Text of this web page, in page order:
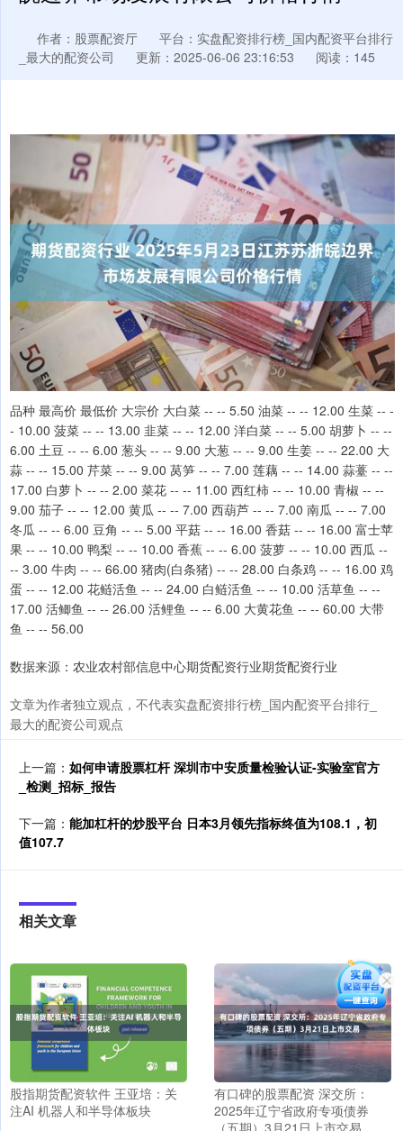
作者：股票配资厅
平台：实盘配资排行榜_国内配资平台排行
_最大的配资公司
更新：2025-06-06 23:16:53 阅读：145
品种 最高价 最低价 大宗价 大白菜 -- -- 5.50 油菜 -- -- 12.00 生菜 -- -
- 10.00 菠菜 -- -- 13.00 韭菜 -- -- 12.00 洋白菜 -- -- 5.00 胡萝卜 -- --
6.00 土豆 -- -- 6.00 葱头 -- -- 9.00 大葱 -- -- 9.00 生姜 -- -- 22.00 大
蒜 -- -- 15.00 芹菜 -- -- 9.00 莴笋 -- -- 7.00 莲藕 -- -- 14.00 蒜薹 -- --
17.00 白萝卜 -- -- 2.00 菜花 -- -- 11.00 西红柿 -- -- 10.00 青椒 -- --
9.00 茄子 -- -- 12.00 黄瓜 -- -- 7.00 西葫芦 -- -- 7.00 南瓜 -- -- 7.00
冬瓜 -- -- 6.00 豆角 -- -- 5.00 平菇 -- -- 16.00 香菇 -- -- 16.00 富士苹
果 -- -- 10.00 鸭梨 -- -- 10.00 香蕉 -- -- 6.00 菠萝 -- -- 10.00 西瓜 --
-- 3.00 牛肉 -- -- 66.00 猪肉(白条猪) -- -- 28.00 白条鸡 -- -- 16.00 鸡
蛋 -- -- 12.00 花鲢活鱼 -- -- 24.00 白鲢活鱼 -- -- 10.00 活草鱼 -- --
17.00 活鲫鱼 -- -- 26.00 活鲤鱼 -- -- 6.00 大黄花鱼 -- -- 60.00 大带
鱼 -- -- 56.00
数据来源：农业农村部信息中心期货配资行业期货配资行业
文章为作者独立观点，不代表实盘配资排行榜_国内配资平台排行_
最大的配资公司观点
上一篇： 如何申请股票杠杆 深圳市中安质量检验认证-实验室官方
_检测_招标_报告
下一篇： 能加杠杆的炒股平台 日本3月领先指标终值为108.1，初
值107.7
相关文章
股指期货配资软件 王亚培：关
注AI 机器人和半导体板块
有口碑的股票配资 深交所：
2025年辽宁省政府专项债券
（五期）3月21日上市交易